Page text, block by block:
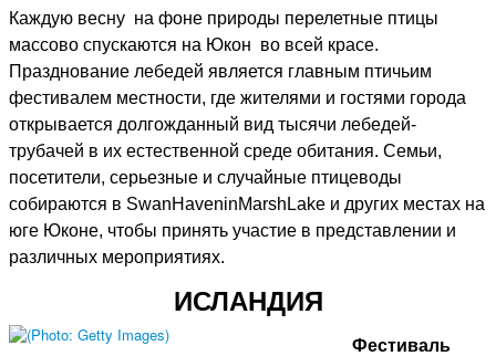
Каждую весну на фоне природы перелетные птицы
массово спускаются на Юкон во всей красе.
Празднование лебедей является главным птичьим
фестивалем местности, где жителями и гостями города
открывается долгожданный вид тысячи лебедей-
трубачей в их естественной среде обитания. Семьи,
посетители, серьезные и случайные птицеводы
собираются в SwanHaveninMarsh Lake и других местах на
юге Юконе, чтобы принять участие в представлении и
различных мероприятиях.
ИСЛАНДИЯ
Фестиваль